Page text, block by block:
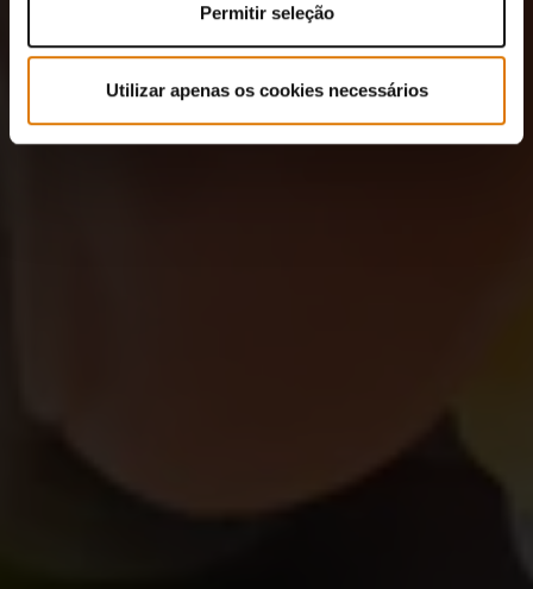
Permitir seleção
Utilizar apenas os cookies necessários